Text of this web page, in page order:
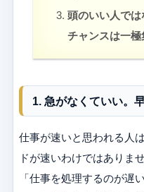
頭のいい人で
チャンスは一極
1. 急がなくていい。
仕事が速いと思われる人
ドが速いわけではありませ
「仕事を処理するのが遅